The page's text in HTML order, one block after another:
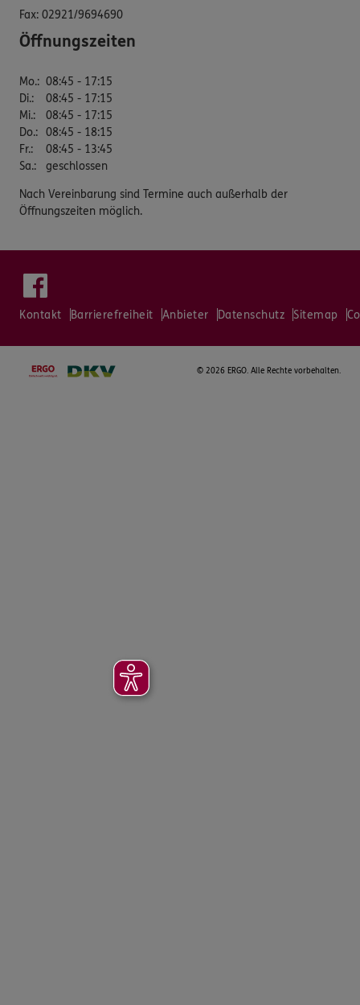
Fax: 02921/9694690
Öffnungszeiten
Mo.: 08:45 - 17:15
Di.:
08:45 - 17:15
Mi.:
08:45 - 17:15
Do.: 08:45 - 18:15
Fr.:
08:45 - 13:45
Sa.: geschlossen
Nach Vereinbarung sind Termine auch außerhalb der
Öffnungszeiten möglich.
Kontakt Barrierefreiheit Anbieter Datenschutz Sitemap
© 2026 ERGO. Alle Rechte vorbehalten.